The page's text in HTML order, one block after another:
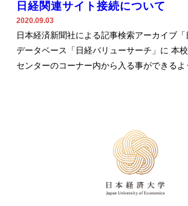
日経関連サイト接続について
2020.09.03
日本経済新聞社による記事検索アーカイブ
データベース「日経バリューサーチ」に 本
センターのコーナー内から入る事ができるよ